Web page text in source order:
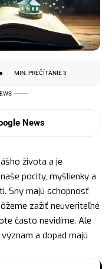
MIN. PREČÍTANIE 3
News
života a je
pocity, myšlienky a
Sny majú schopnosť
zažiť neuveriteľné
často nevidíme. Ale
a dopad majú